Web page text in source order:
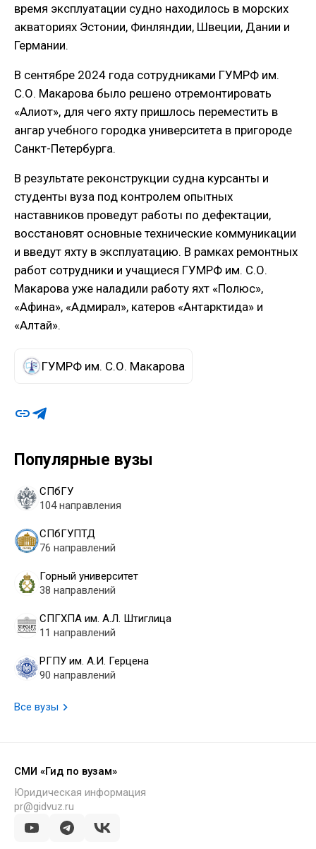
Популярные вузы
СПбГУ
104 направления
СПбГУПТД
76 направлений
Горный университет
38 направлений
СПГХПА им. А.Л. Штиглица
11 направлений
РГПУ им. А.И. Герцена
90 направлений
Все вузы
время эксплуатации судно находилось в морских
акваториях Эстонии, Финляндии, Швеции, Дании и
Германии.
В сентябре 2024 года сотрудниками ГУМРФ им.
С.О. Макарова было решено отремонтировать
«Алиот», для чего яхту пришлось переместить в
ангар учебного городка университета в пригороде
Санкт-Петербурга.
В результате реконструкции судна курсанты и
студенты вуза под контролем опытных
наставников проведут работы по дефектации,
восстановят основные технические коммуникации
и введут яхту в эксплуатацию. В рамках ремонтных
работ сотрудники и учащиеся ГУМРФ им. С.О.
Макарова уже наладили работу яхт «Полюс»,
«Афина», «Адмирал», катеров «Антарктида» и
«Алтай».
ГУМРФ им. С.О. Макарова
СМИ «Гид по вузам»
Юридическая информация
pr@gidvuz.ru